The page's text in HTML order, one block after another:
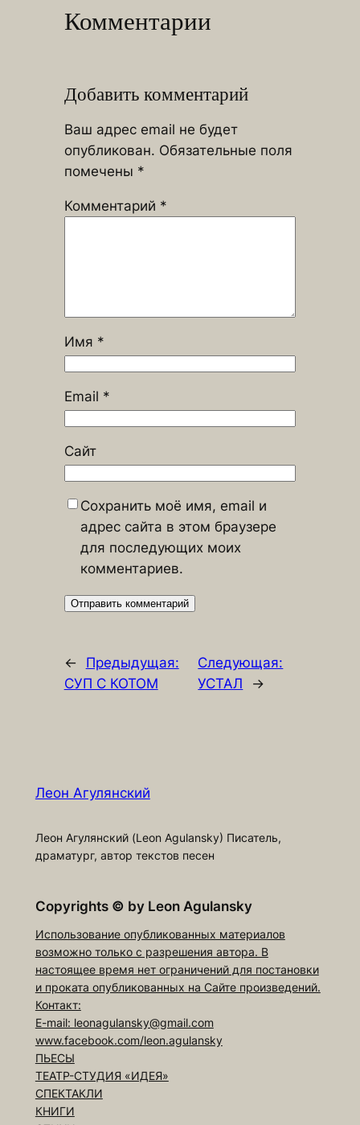
Комментарии
Добавить комментарий
Ваш адрес email не будет
опубликован. Обязательные поля
помечены *
Комментарий *
Имя *
Email *
Сайт
Сохранить моё имя, email и
адрес сайта в этом браузере
для последующих моих
комментариев.
←
Предыдущая:
СУП С КОТОМ
Следующая:
УСТАЛ
→
Леон Агулянский
Леон Агулянский (Leon Agulansky) Писатель,
драматург, автор текстов песен
Copyrights © by Leon Agulansky
Использование опубликованных материалов
возможно только с разрешения автора. В
настоящее время нет ограничений для постановки
и проката опубликованных на Сайте произведений.
Контакт:
E-mail: leonagulansky@gmail.com
www.facebook.com/leon.agulansky
ПЬЕСЫ
ТЕАТР-СТУДИЯ «ИДЕЯ»
СПЕКТАКЛИ
КНИГИ